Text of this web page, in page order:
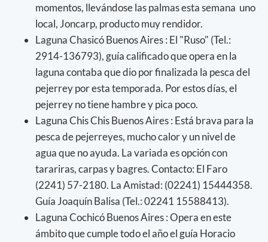
momentos, llevándose las palmas esta semana uno
local, Joncarp, producto muy rendidor.
Laguna Chasicó Buenos Aires : El "Ruso" (Tel.:
2914-136793), guía calificado que opera en la
laguna contaba que dio por finalizada la pesca del
pejerrey por esta temporada. Por estos días, el
pejerrey no tiene hambre y pica poco.
Laguna Chis Chis Buenos Aires : Está brava para la
pesca de pejerreyes, mucho calor y un nivel de
agua que no ayuda. La variada es opción con
tarariras, carpas y bagres. Contacto: El Faro
(2241) 57-2180. La Amistad: (02241) 15444358.
Guía Joaquín Balisa (Tel.: 02241 15588413).
Laguna Cochicó Buenos Aires : Opera en este
ámbito que cumple todo el año el guía Horacio